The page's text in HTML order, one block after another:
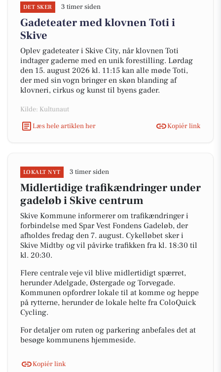
DET SKER 3 timer siden
Gadeteater med klovnen Toti i
Skive
Oplev gadeteater i Skive City, når klovnen Toti
indtager gaderne med en unik forestilling. Lørdag
den 15. august 2026 kl. 11:15 kan alle møde Toti,
der med sin vogn bringer en skøn blanding af
klovneri, cirkus og kunst til byens gader.
Kilde: Kultunaut
Læs hele artiklen her
Kopiér link
LOKALT NYT 3 timer siden
Midlertidige trafikændringer under
gadeløb i Skive centrum
Skive Kommune informerer om trafikændringer i
forbindelse med Spar Vest Fondens Gadeløb, der
afholdes fredag den 7. august. Cykelløbet sker i
Skive Midtby og vil påvirke trafikken fra kl. 18:30 til
kl. 20:30.
Flere centrale veje vil blive midlertidigt spærret,
herunder Adelgade, Østergade og Torvegade.
Kommunen opfordrer lokale til at komme og heppe
på rytterne, herunder de lokale helte fra ColoQuick
Cycling.
For detaljer om ruten og parkering anbefales det at
besøge kommunens hjemmeside.
Kopiér link